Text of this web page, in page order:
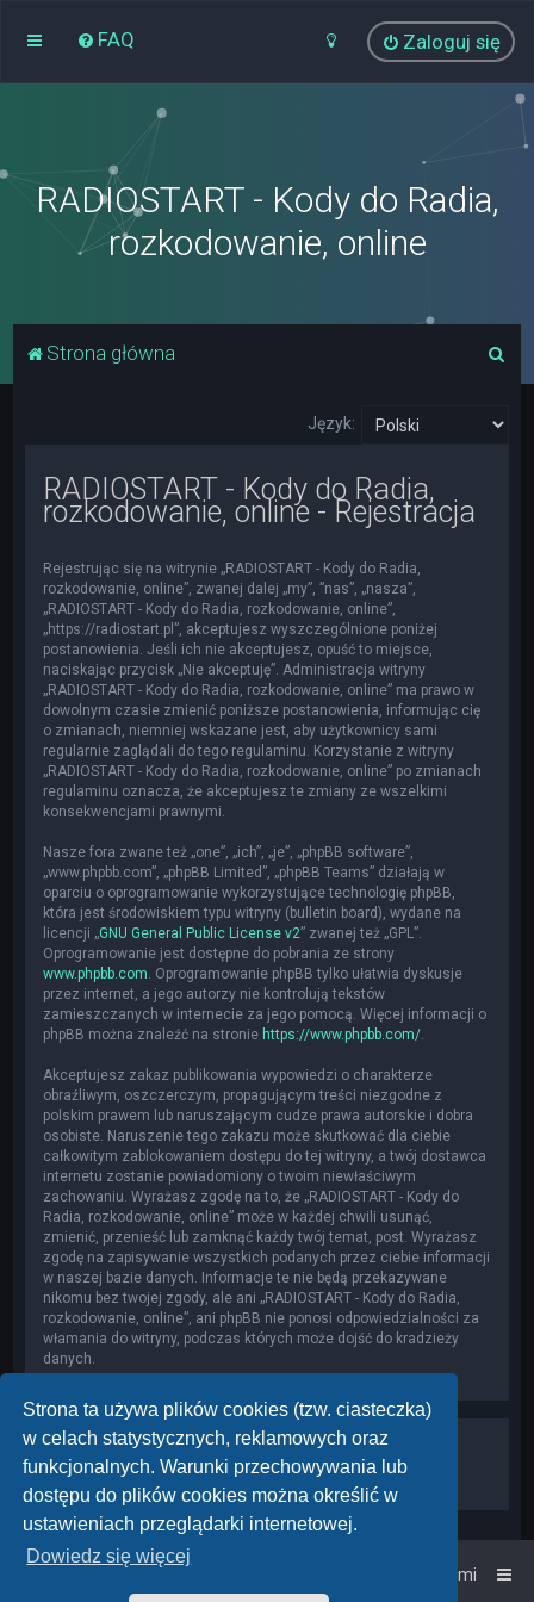
Strona ta używa plików cookies (tzw. ciasteczka)
w celach statystycznych, reklamowych oraz
funkcjonalnych. Warunki przechowywania lub
dostępu do plików cookies można określić w
ustawieniach przeglądarki internetowej.
Dowiedz się więcej
FAQ Zaloguj się
RADIOSTART - Kody do Radia,
rozkodowanie, online
Strona główna
Język:
RADIOSTART - Kody do Radia,
rozkodowanie, online - Rejestracja
Rejestrując się na witrynie „RADIOSTART - Kody do Radia,
rozkodowanie, online”, zwanej dalej „my”, ”nas”, „nasza”,
„RADIOSTART - Kody do Radia, rozkodowanie, online”,
„https://radiostart.pl”, akceptujesz wyszczególnione poniżej
postanowienia. Jeśli ich nie akceptujesz, opuść to miejsce,
naciskając przycisk „Nie akceptuję”. Administracja witryny
„RADIOSTART - Kody do Radia, rozkodowanie, online” ma prawo w
dowolnym czasie zmienić poniższe postanowienia, informując cię
o zmianach, niemniej wskazane jest, aby użytkownicy sami
regularnie zaglądali do tego regulaminu. Korzystanie z witryny
„RADIOSTART - Kody do Radia, rozkodowanie, online” po zmianach
regulaminu oznacza, że akceptujesz te zmiany ze wszelkimi
konsekwencjami prawnymi.
Nasze fora zwane też „one”, „ich”, „je”, „phpBB software”,
„www.phpbb.com”, „phpBB Limited”, „phpBB Teams” działają w
oparciu o oprogramowanie wykorzystujące technologię phpBB,
która jest środowiskiem typu witryny (bulletin board), wydane na
licencji „GNU General Public License v2” zwanej też „GPL”.
Oprogramowanie jest dostępne do pobrania ze strony
www.phpbb.com . Oprogramowanie phpBB tylko ułatwia dyskusje
przez internet, a jego autorzy nie kontrolują tekstów
zamieszczanych w internecie za jego pomocą. Więcej informacji o
phpBB można znaleźć na stronie https://www.phpbb.com/
Akceptujesz zakaz publikowania wypowiedzi o charakterze
obraźliwym, oszczerczym, propagującym treści niezgodne z
polskim prawem lub naruszającym cudze prawa autorskie i dobra
osobiste. Naruszenie tego zakazu może skutkować dla ciebie
całkowitym zablokowaniem dostępu do tej witryny, a twój dostawca
internetu zostanie powiadomiony o twoim niewłaściwym
zachowaniu. Wyrażasz zgodę na to, że „RADIOSTART - Kody do
Radia, rozkodowanie, online” może w każdej chwili usunąć,
zmienić, przenieść lub zamknąć każdy twój temat, post. Wyrażasz
zgodę na zapisywanie wszystkich podanych przez ciebie informacji
w naszej bazie danych. Informacje te nie będą przekazywane
nikomu bez twojej zgody, ale ani „RADIOSTART - Kody do Radia,
rozkodowanie, online”, ani phpBB nie ponosi odpowiedzialności za
włamania do witryny, podczas których może dojść do kradzieży
danych.
Strona główna Kontakt z nami